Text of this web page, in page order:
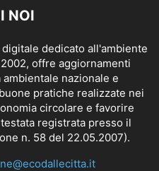
NOI
dedicato all'ambiente
offre aggiornamenti
nazionale e
pratiche realizzate nei
circolare e favorire
registrata presso il
n. 58 del 22.05.2007).